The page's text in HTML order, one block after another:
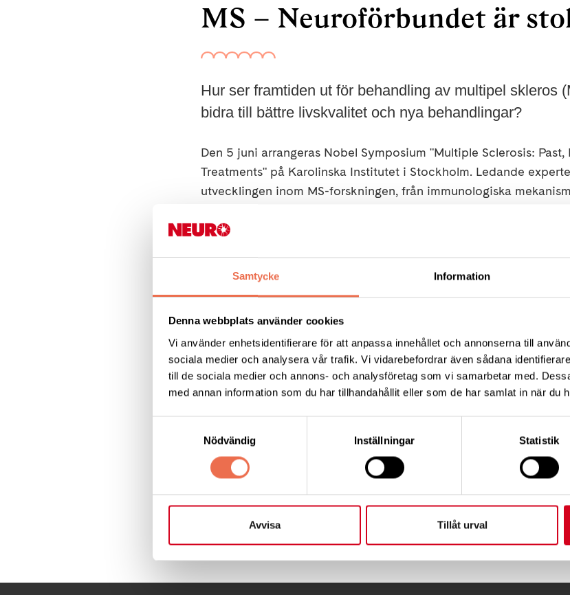
Samtycke Information
Denna webbplats använder cookies
Vi använder enhetsidentifierare för att anpassa innehållet och annonserna till
sociala medier och analysera vår trafik. Vi vidarebefordrar även sådana
till de sociala medier och annons- och analysföretag som vi samarbetar med.
med annan information som du har tillhandahållit eller som de har samlat in när du
Nödvändig
Inställningar Statistik
Avvisa Tillåt urval
MS – Neuroförbundet är
Hur ser framtiden ut för behandling av multipel skleros
bidra till bättre livskvalitet och nya behandlingar?
Den 5 juni arrangeras Nobel Symposium "Multiple Sclerosis: Past,
Treatments" på Karolinska Institutet i Stockholm. Ledande
utvecklingen inom MS-forskningen, från immunologiska
Plats:Jacob Berzelius lecture hall, Karolinska Institutet (Solna)